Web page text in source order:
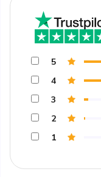
5
4
3
2
1